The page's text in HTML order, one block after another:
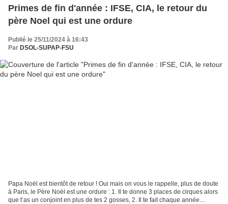
Primes de fin d'année : IFSE, CIA, le retour du
père Noel qui est une ordure
Publié le 25/11/2024 à 16:43
Par DSOL-SUPAP-FSU
Papa Noël est bientôt de retour ! Oui mais on vous le rappelle, plus de doute
à Paris, le Père Noël est une ordure : 1. Il te donne 3 places de cirques alors
que t’as un conjoint en plus de tes 2 gosses, 2. Il te fait chaque année